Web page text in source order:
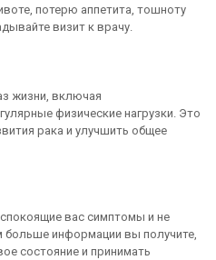
потерю аппетита, тошноту
визит к врачу.
жизни, включая
физические нагрузки. Это
рака и улучшить общее
вас симптомы и не
информации вы получите,
состояние и принимать